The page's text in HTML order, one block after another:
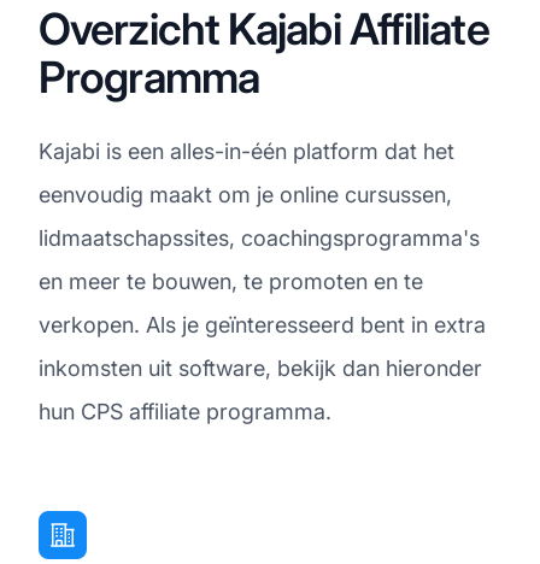
Overzicht Kajabi Affiliate
Programma
Kajabi is een alles-in-één platform dat het
eenvoudig maakt om je online cursussen,
lidmaatschapssites, coachingsprogramma's
en meer te bouwen, te promoten en te
verkopen. Als je geïnteresseerd bent in extra
inkomsten uit software, bekijk dan hieronder
hun CPS affiliate programma.